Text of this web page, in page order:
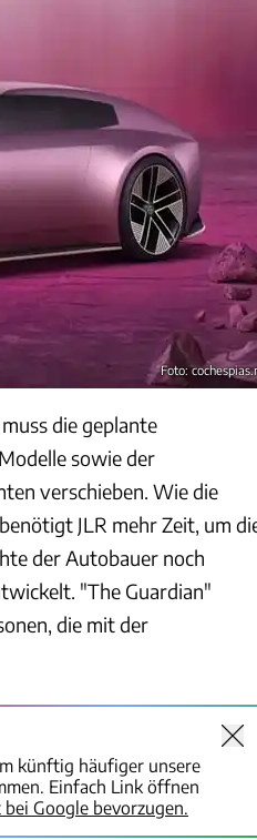
Foto:
die geplante
sowie der
verschieben. Wie die
JLR mehr Zeit, um
der Autobauer noch
"The Guardian"
die mit der
künftig häufiger unsere
Einfach Link öffnen
Google bevorzugen.